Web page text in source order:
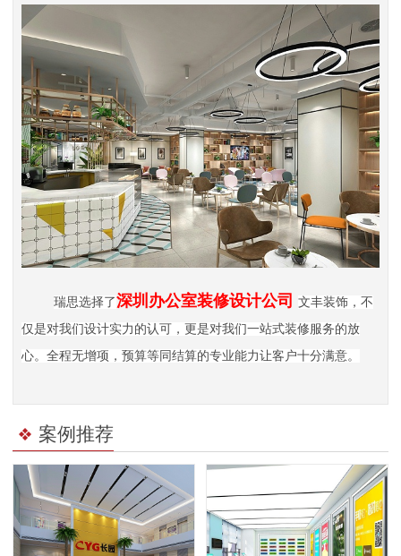
瑞思选择了深圳办公室装修设计公司
文丰装饰，不
仅是对我们设计实力的认可，更是对我们一站式装修服务的放
心。全程无增项，预算等同结算的专业能力让客户十分满意。
案例推荐